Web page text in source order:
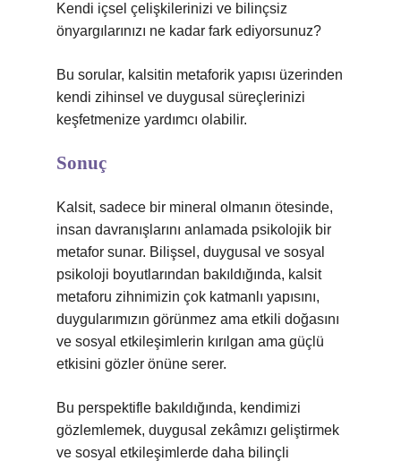
Kendi içsel çelişkilerinizi ve bilinçsiz
önyargılarınızı ne kadar fark ediyorsunuz?
Bu sorular, kalsitin metaforik yapısı üzerinden
kendi zihinsel ve duygusal süreçlerinizi
keşfetmenize yardımcı olabilir.
Sonuç
Kalsit, sadece bir mineral olmanın ötesinde,
insan davranışlarını anlamada psikolojik bir
metafor sunar. Bilişsel, duygusal ve sosyal
psikoloji boyutlarından bakıldığında, kalsit
metaforu zihnimizin çok katmanlı yapısını,
duygularımızın görünmez ama etkili doğasını
ve sosyal etkileşimlerin kırılgan ama güçlü
etkisini gözler önüne serer.
Bu perspektifle bakıldığında, kendimizi
gözlemlemek, duygusal zekâmızı geliştirmek
ve sosyal etkileşimlerde daha bilinçli